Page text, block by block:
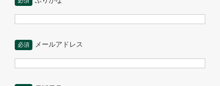
必須 メールアドレス